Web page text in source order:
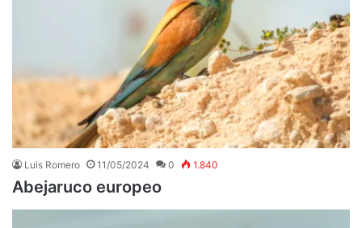
Luis Romero 11/05/2024 0 1.840
Abejaruco europeo